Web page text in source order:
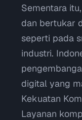
Sementara itu,
dan bertukar
seperti pada
industri.
digital yang
Kekuatan
Layanan